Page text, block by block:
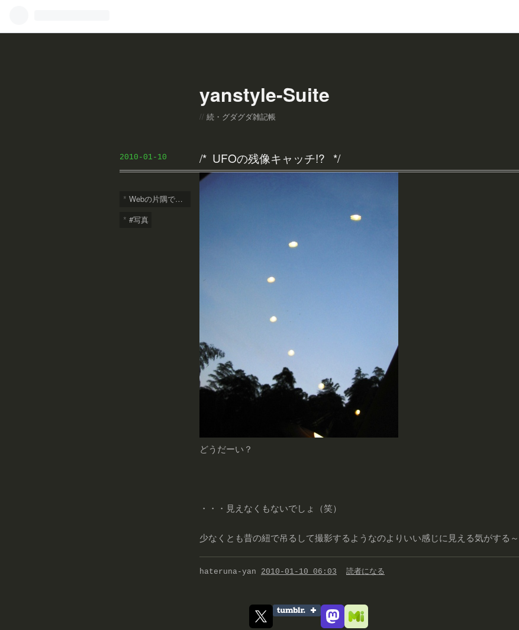
yanstyle-Suite
続・グダグダ雑記帳
2010 -01- 10 UFOの残像キャッチ!?
Webの片隅で誰か一人は笑う!?
#写真
どうだーい？
・・・見えなくもないでしょ（笑）
少なくとも昔の紐で吊るして撮影するようなのよりいい感じに見える気がする～
hateruna-yan 2010-01-10 06:03 読者になる